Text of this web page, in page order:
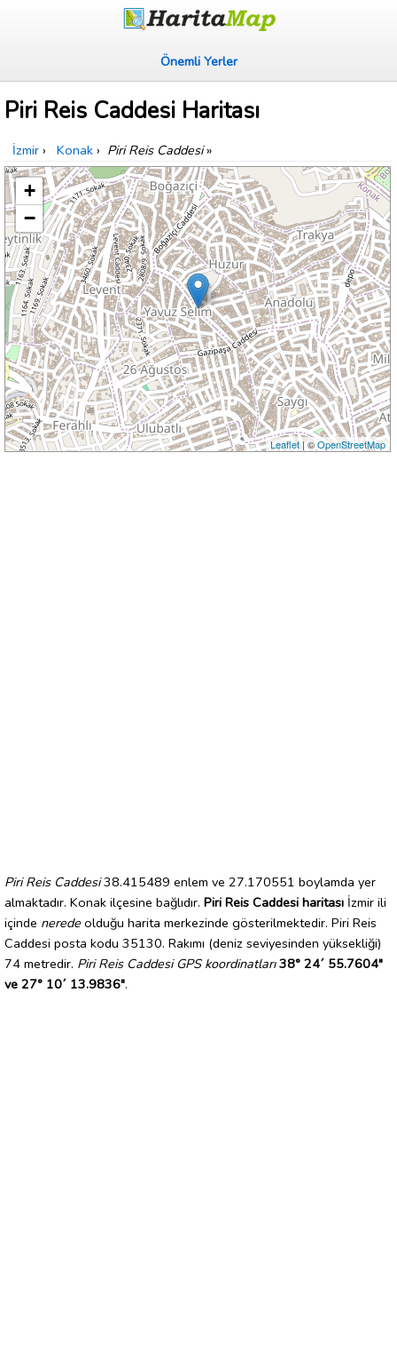
Önemli Yerler
Piri Reis Caddesi Haritası
İzmir › Konak › Piri Reis Caddesi»
+
−
Leaflet| ©OpenStreetMap
Piri Reis Caddesi38.415489 enlem ve 27.170551 boylamda yer
almaktadır. Konak ilçesine bağlıdır. Piri Reis Caddesi haritası İzmir ili
içinde nerede olduğu harita merkezinde gösterilmektedir. Piri Reis
Caddesi posta kodu 35130. Rakımı (deniz seviyesinden yüksekliği)
74 metredir. Piri Reis Caddesi GPS koordinatları 38° 24´ 55.7604"
ve 27° 10´ 13.9836".